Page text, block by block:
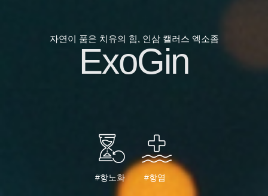
자연이 품은 치유의 힘, 인삼 캘러스 엑소좀
ExoGin
#항노화 #항염